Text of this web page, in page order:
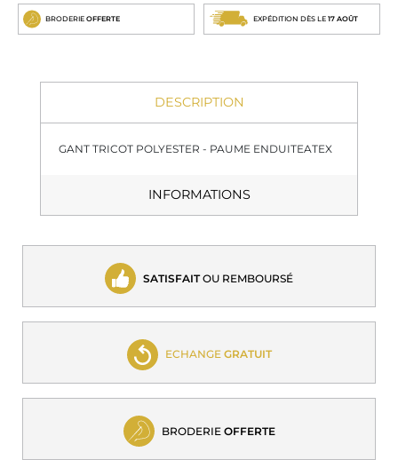
BRODERIE OFFERTE EXPÉDITION DÈS LE 17 AOÛT
DESCRIPTION
GANT TRICOT POLYESTER - PAUME ENDUITEATEX
INFORMATIONS
SATISFAITOU REMBOURSÉ
ECHANGE GRATUIT
BRODERIE OFFERTE